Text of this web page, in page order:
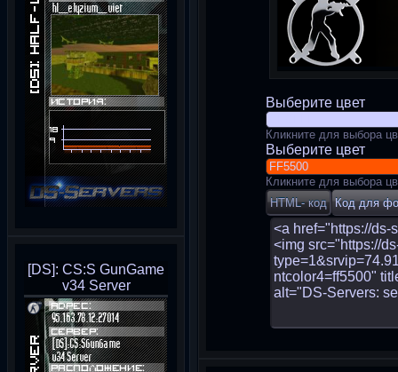
[DS]: CS:S GunGame
v34 Server
Выберите цвет
Кликните для выбора
Выберите цвет
Кликните для выбора